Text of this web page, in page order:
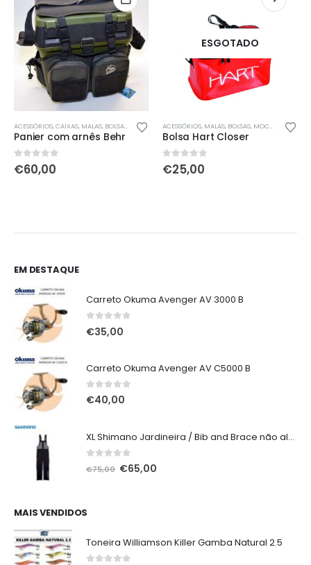
ACESSÓRIOS,CAIXAS, MALAS, BOLSAS, MOCHILAS & SACOS
Panier com arnês Behr
0out of 5
€60,00
ESGOTADO
ACESSÓRIOS, MALAS, BOLSAS, MOCHILAS & SACOS
Bolsa Hart Closer
0out of 5
€25,00
EM DESTAQUE
Carreto Okuma Avenger AV 3000 B
0out of 5
€35,00
Carreto Okuma Avenger AV C5000 B
0out of 5
€40,00
XL Shimano Jardineira / Bib and Brace não alcochoada preta
out of 5
€75,00 O
€65,00
MAIS VENDIDOS
Toneira Williamson Killer Gamba Natural 2.5